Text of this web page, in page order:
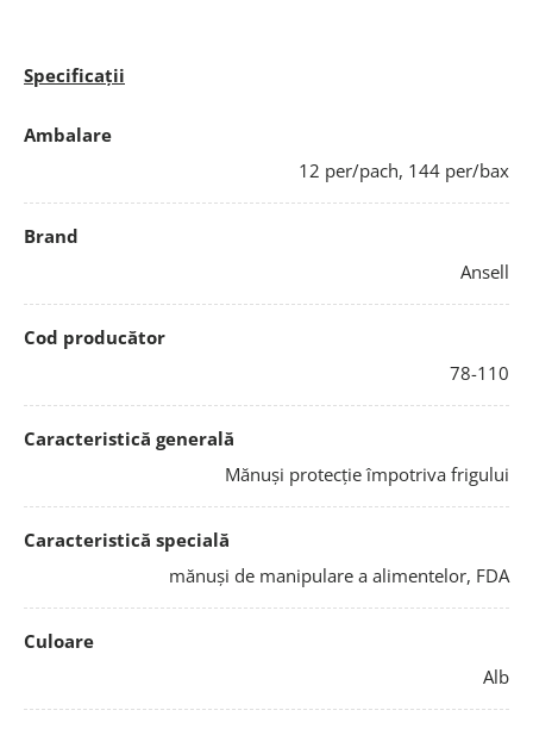
Specificații
Ambalare
12 per/pach, 144 per/bax
Brand
Ansell
Cod producător
78-110
Caracteristică generală
Mănuși protecție împotriva frigului
Caracteristică specială
mănuși de manipulare a alimentelor, FDA
Culoare
Alb